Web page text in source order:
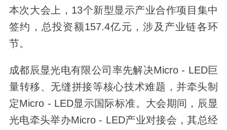
本次大会上，13个新型显示产业合作项目集中
签约，总投资额157.4亿元，涉及产业链各环
节。
成都辰显光电有限公司率先解决Micro - LED巨
量转移、无缝拼接等核心技术难题，并牵头制
定Micro - LED显示国际标准。大会期间，辰显
光电牵头举办Micro - LED产业对接会，其总经